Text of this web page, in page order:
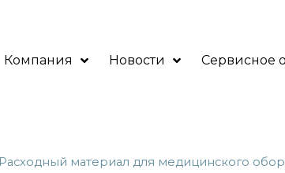
Компания Новости Сервисное
Расходный материал для медицинского